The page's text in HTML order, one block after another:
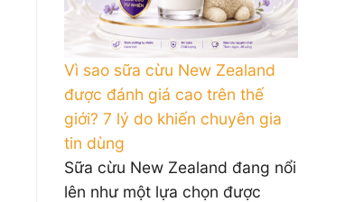
Vì sao sữa cừu New Zealand
được đánh giá cao trên thế
giới? 7 lý do khiến chuyên gia
tin dùng
Sữa cừu New Zealand đang nổi
lên như một lựa chọn được